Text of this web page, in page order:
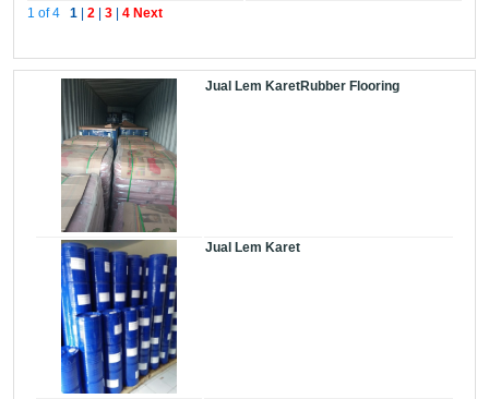
1 of 4 1 2 3 4 Next
Jual Lem KaretRubber Flooring
Jual Lem Karet